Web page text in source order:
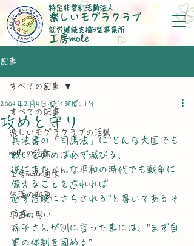
特定非営利活動法人
楽しいモグラクラブ
就労継続支援B型事業所
​工房mole
記事
すべての記事
楽しいモグラクラブの活動
moleの活動
工房mole通信
生活の知恵
平田の思い
すべての記事
攻めと守り
2004年2月4日 読了時間: 1分
兵法書の「司馬法」に”どんな大国でも
戦いを好めば必ず滅びる、
逆にまたどんな平和の時代でも戦争に
備えることを忘れれば
必ず危険にさらされる”と書いてあるそ
うな。
孫子さんが別に言った事には、”まず自
軍の体制を固める”